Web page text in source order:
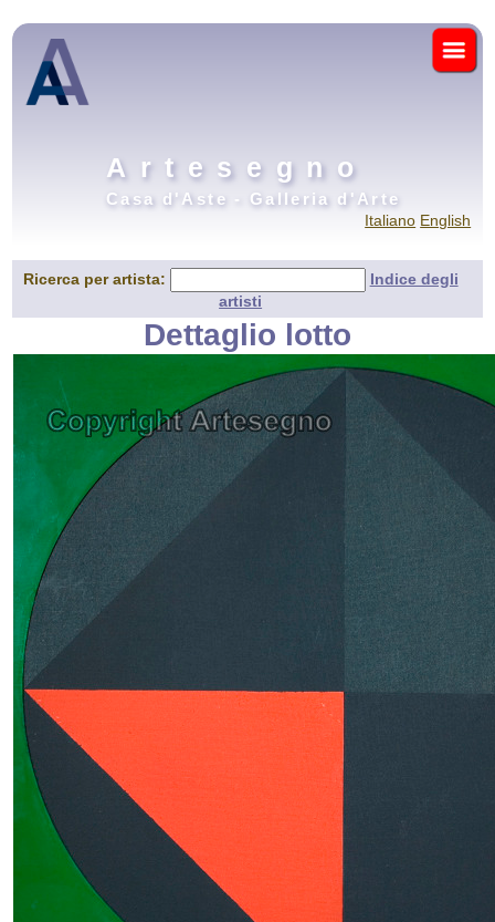
Artesegno
Casa d'Aste - Galleria d'Arte
Italiano English
Ricerca per artista:
Indice degli
artisti
Dettaglio lotto